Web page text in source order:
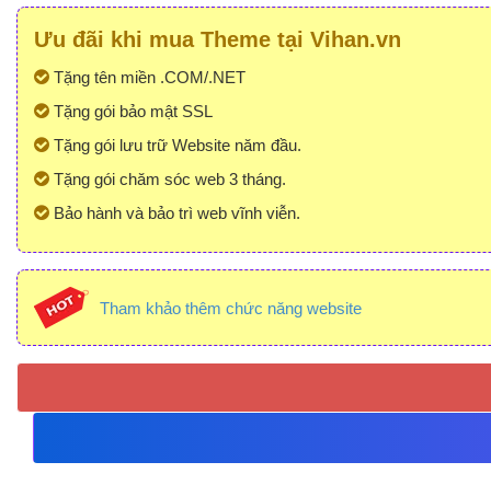
Ưu đãi khi mua Theme tại Vihan.vn
Tặng tên miền .COM/.NET
Tặng gói bảo mật SSL
Tặng gói lưu trữ Website năm đầu.
Tặng gói chăm sóc web 3 tháng.
Bảo hành và bảo trì web vĩnh viễn.
Tham khảo thêm chức năng website